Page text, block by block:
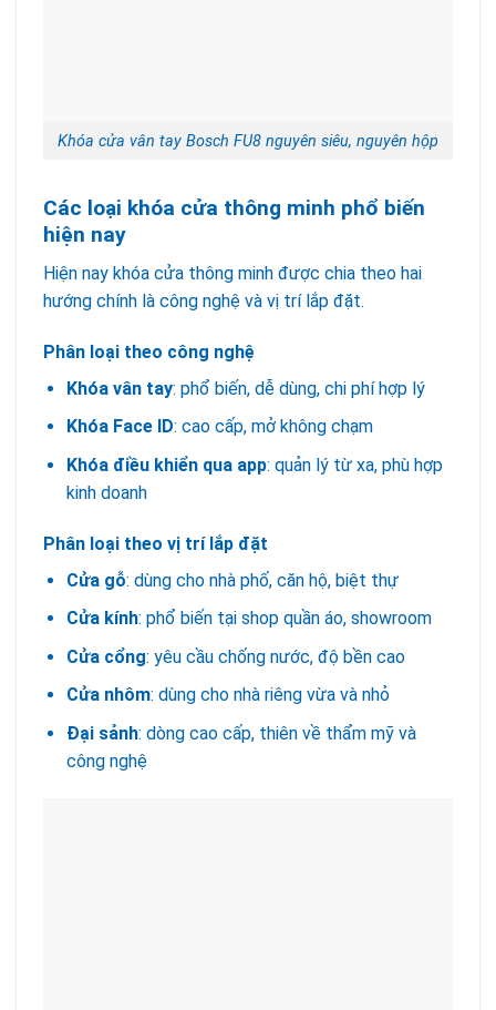
Khóa cửa vân tay Bosch FU8 nguyên siêu, nguyên hộp
Các loại khóa cửa thông minh phổ biến
hiện nay
Hiện nay khóa cửa thông minh được chia theo hai
hướng chính là công nghệ và vị trí lắp đặt.
Phân loại theo công nghệ
Khóa vân tay: phổ biến, dễ dùng, chi phí hợp lý
Khóa Face ID: cao cấp, mở không chạm
Khóa điều khiển qua app: quản lý từ xa, phù hợp
kinh doanh
Phân loại theo vị trí lắp đặt
Cửa gỗ: dùng cho nhà phố, căn hộ, biệt thự
Cửa kính: phổ biến tại shop quần áo, showroom
Cửa cổng: yêu cầu chống nước, độ bền cao
Cửa nhôm: dùng cho nhà riêng vừa và nhỏ
Đại sảnh: dòng cao cấp, thiên về thẩm mỹ và
công nghệ